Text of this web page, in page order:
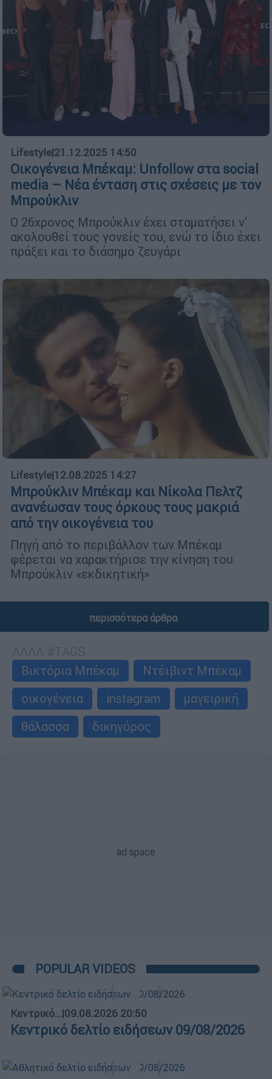
Lifestyle|21.12.2025 14:50
Οικογένεια Μπέκαμ: Unfollow στα social
media – Νέα ένταση στις σχέσεις με τον
Μπρούκλιν
O 26χρονος Μπρούκλιν έχει σταματήσει ν'
ακολουθεί τους γονείς του, ενώ το ίδιο έχει
πράξει και το διάσημο ζευγάρι
Lifestyle|12.08.2025 14:27
Μπρούκλιν Μπέκαμ και Νίκολα Πελτζ
ανανέωσαν τους όρκους τους μακριά
από την οικογένεια του
Πηγή από το περιβάλλον των Μπέκαμ
φέρεται να χαρακτήρισε την κίνηση του
Μπρούκλιν «εκδικητική»
περισσότερα άρθρα
Βικτόρια Μπέκαμ
Ντέιβιντ Μπέκαµ
οικογένεια
instagram
μαγειρική
θάλασσα
δικηγόρος
POPULAR VIDEOS
Κεντρικό...|09.08.2026 20:50
Κεντρικό δελτίο ειδήσεων 09/08/2026